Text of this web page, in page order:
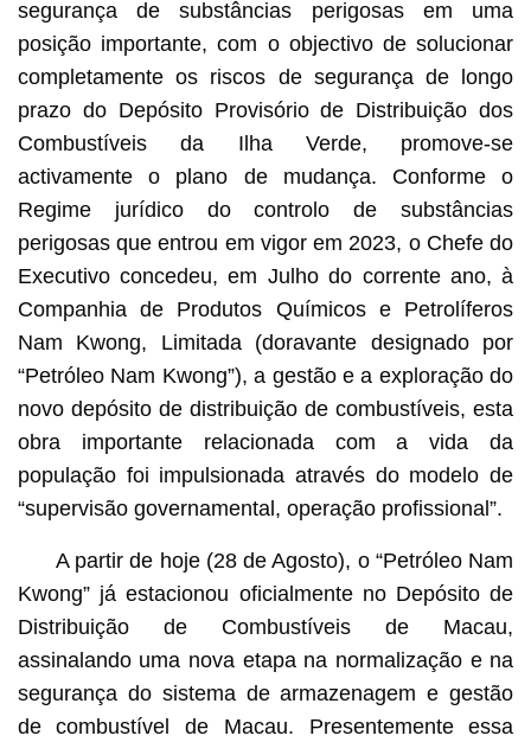
segurança de substâncias perigosas em uma
posição importante, com o objectivo de solucionar
completamente os riscos de segurança de longo
prazo do Depósito Provisório de Distribuição dos
Combustíveis da Ilha Verde, promove-se
activamente o plano de mudança. Conforme o
Regime jurídico do controlo de substâncias
perigosas que entrou em vigor em 2023, o Chefe do
Executivo concedeu, em Julho do corrente ano, à
Companhia de Produtos Químicos e Petrolíferos
Nam Kwong, Limitada (doravante designado por
“Petróleo Nam Kwong”), a gestão e a exploração do
novo depósito de distribuição de combustíveis, esta
obra importante relacionada com a vida da
população foi impulsionada através do modelo de
“supervisão governamental, operação profissional”.
A partir de hoje (28 de Agosto), o “Petróleo Nam
Kwong” já estacionou oficialmente no Depósito de
Distribuição de Combustíveis de Macau,
assinalando uma nova etapa na normalização e na
segurança do sistema de armazenagem e gestão
de combustível de Macau. Presentemente essa